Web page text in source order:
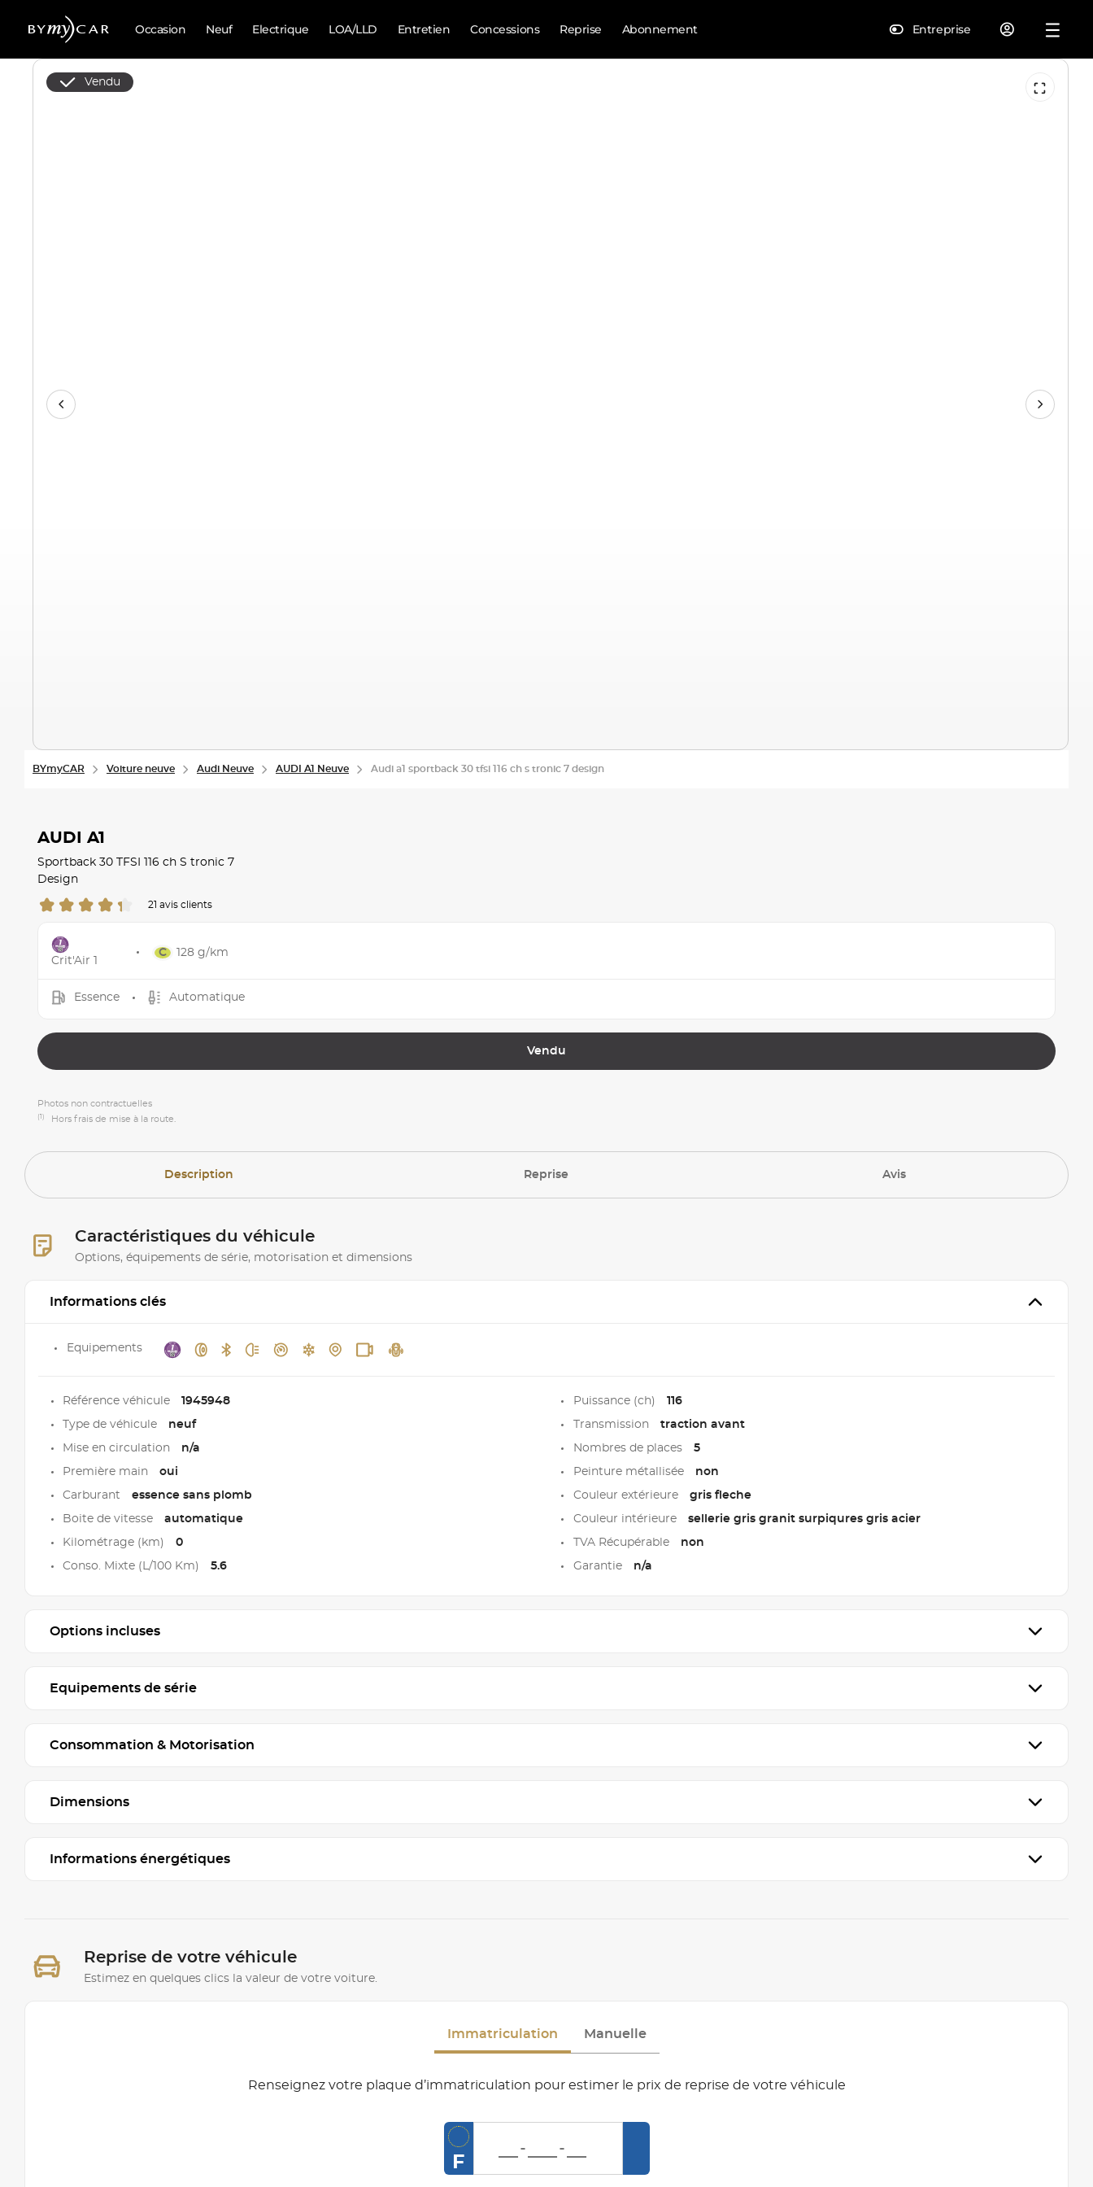
Occasion Neuf Electrique LOA/LLD Entretien Concessions Reprise Abonnement Entreprise
BYmyCAR Voiture neuve Audi Neuve AUDI A1 Neuve Audi a1 sportback 30 tfsi 116 ch s tronic 7 design
Vendu
AUDI A1
Sportback 30 TFSI 116 ch S tronic 7
Design
21 avis clients
Crit'Air 1
128 g/km
Essence Automatique
Vendu
Photos non contractuelles
(1) Hors frais de mise à la route.
Description Reprise Avis
Caractéristiques du véhicule
Options, équipements de série, motorisation et dimensions
Informations clés
Equipements
Référence véhicule 1945948
Type de véhicule neuf
Mise en circulation n/a
Première main oui
Carburant essence sans plomb
Boite de vitesse automatique
Kilométrage (km) 0
Conso. Mixte (L/100 Km) 5.6
Puissance (ch) 116
Transmission traction avant
Nombres de places 5
Peinture métallisée non
Couleur extérieure gris fleche
Couleur intérieure sellerie gris granit surpiqures gris acier
TVA Récupérable non
Garantie n/a
Options incluses
Equipements de série
Consommation & Motorisation
Dimensions
Informations énergétiques
Reprise de votre véhicule
Estimez en quelques clics la valeur de votre voiture.
Immatriculation Manuelle
Renseignez votre plaque d’immatriculation pour estimer le prix de reprise de votre véhicule
F